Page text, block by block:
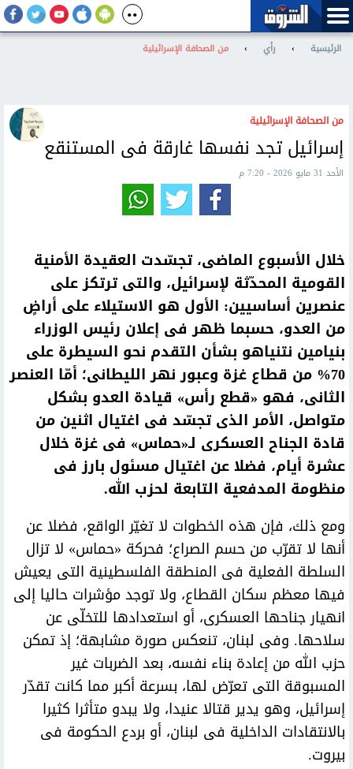
الرئيسية › رأي › من الصحافة الإسرائيلية
من الصحافة الإسرائيلية
إسرائيل تجد نفسها غارقة فى المستنقع
الأحد 31 مايو 2026 - 7:20 م
خلال الأسبوع الماضى، تجسّدت العقيدة الأمنية
القومية المحدّثة لإسرائيل، والتى ترتكز على
عنصرين أساسيين: الأول هو الاستيلاء على أراضٍ
من العدو، حسبما ظهر فى إعلان رئيس الوزراء
بنيامين نتنياهو بشأن التقدم نحو السيطرة على
70% من قطاع غزة وعبور نهر الليطانى؛ أمّا العنصر
الثانى، فهو «قطع رأس» قيادة العدو بشكل
متواصل، الأمر الذى تجسّد فى اغتيال اثنين من
قادة الجناح العسكرى لـ«حماس» فى غزة خلال
عشرة أيام، فضلا عن اغتيال مسئول بارز فى
منظومة المدفعية التابعة لحزب الله.
ومع ذلك، فإن هذه الخطوات لا تغيّر الواقع، فضلا عن
أنها لا تقرّب من حسم الصراع؛ فحركة «حماس» لا تزال
السلطة الفعلية فى المنطقة الفلسطينية التى يعيش
فيها معظم سكان القطاع، ولا توجد مؤشرات حاليا إلى
انهيار جناحها العسكرى، أو استعدادها للتخلّى عن
سلاحها. وفى لبنان، تنعكس صورة مشابهة؛ إذ تمكن
حزب الله من إعادة بناء نفسه، بعد الضربات غير
المسبوقة التى تعرّض لها، بسرعة أكبر مما كانت تقدّر
إسرائيل، وهو يدير قتالا عنيدا، ولا يبدو متأثرا كثيرا
بالانتقادات الداخلية فى لبنان، أو بردع الحكومة فى
بيروت.